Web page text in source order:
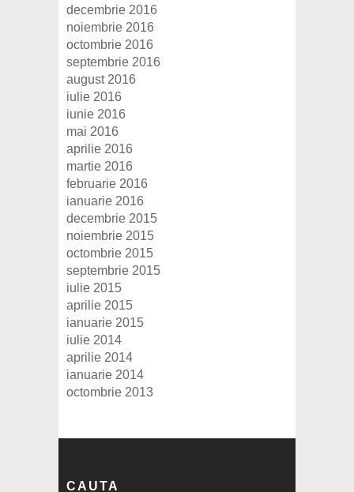
decembrie 2016
noiembrie 2016
octombrie 2016
septembrie 2016
august 2016
iulie 2016
iunie 2016
mai 2016
aprilie 2016
martie 2016
februarie 2016
ianuarie 2016
decembrie 2015
noiembrie 2015
octombrie 2015
septembrie 2015
iulie 2015
aprilie 2015
ianuarie 2015
iulie 2014
aprilie 2014
ianuarie 2014
octombrie 2013
CAUTA